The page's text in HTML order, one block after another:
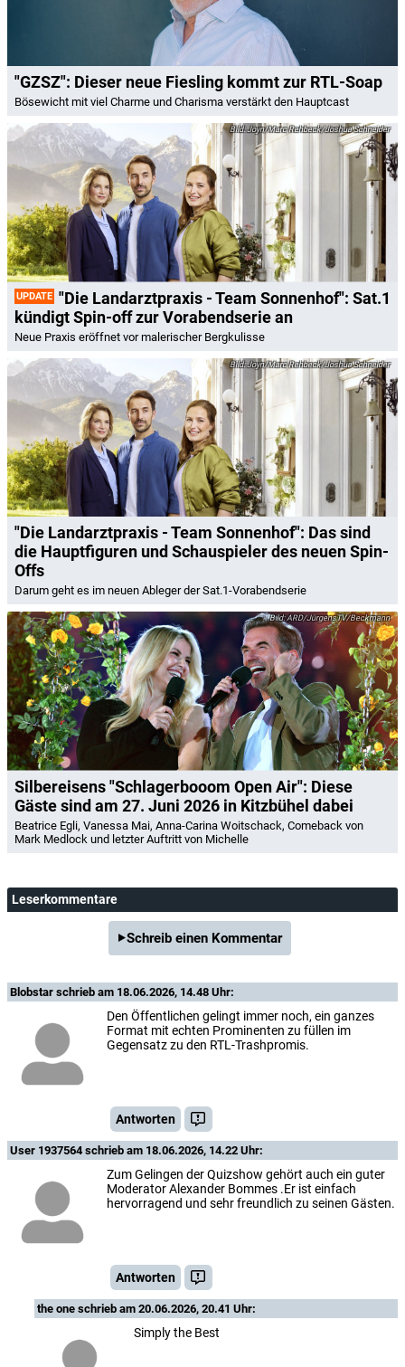
"GZSZ": Dieser neue Fiesling kommt zur RTL-Soap
Bösewicht mit viel Charme und Charisma verstärkt den Hauptcast
Joyn/Marc Rehbeck/Joshua Schneider
UPDATE "Die Landarztpraxis - Team Sonnenhof": Sat.1
kündigt Spin-off zur Vorabendserie an
Neue Praxis eröffnet vor malerischer Bergkulisse
Joyn/Marc Rehbeck/Joshua Schneider
"Die Landarztpraxis - Team Sonnenhof": Das sind
die Hauptfiguren und Schauspieler des neuen Spin-
Offs
Darum geht es im neuen Ableger der Sat.1-Vorabendserie
ARD/JürgensTV/Beckmann
Silbereisens "Schlagerbooom Open Air": Diese
Gäste sind am 27. Juni 2026 in Kitzbühel dabei
Beatrice Egli, Vanessa Mai, Anna-Carina Woitschack, Comeback von
Mark Medlock und letzter Auftritt von Michelle
Leserkommentare
Schreib einen Kommentar
Blobstar schrieb am 18.06.2026, 14.48 Uhr:
Den Öffentlichen gelingt immer noch, ein ganzes
Format mit echten Prominenten zu füllen im
Gegensatz zu den RTL-Trashpromis.
Antworten
User 1937564schrieb am 18.06.2026, 14.22 Uhr:
Zum Gelingen der Quizshow gehört auch ein guter
Moderator Alexander Bommes .Er ist einfach
hervorragend und sehr freundlich zu seinen Gästen.
Antworten
the one schrieb am 20.06.2026, 20.41 Uhr:
Simply the Best